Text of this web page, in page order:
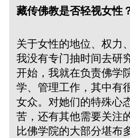
藏传佛教是否轻视女性
关于女性的地位、权力
我没有专门抽时间去研
开始，我就在负责佛学
学、管理工作，其中有
女众。对她们的特殊心
苦，还有其他需要关注
比佛学院的大部分堪布